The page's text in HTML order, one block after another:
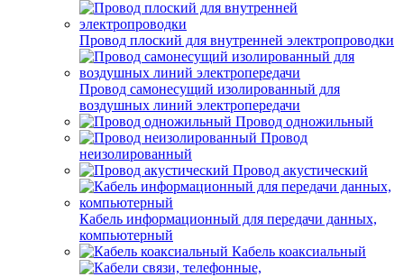
Провод плоский для внутренней электропроводки
Провод самонесущий изолированный для
воздушных линий электропередачи
Провод одножильный
Провод
неизолированный
Провод акустический
Кабель информационный для передачи данных,
компьютерный
Кабель коаксиальный